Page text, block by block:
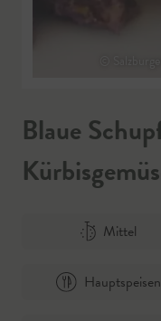
©
Blaue
Mittel
Hauptspeisen